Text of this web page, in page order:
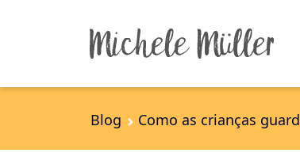
Blog Como as crianças